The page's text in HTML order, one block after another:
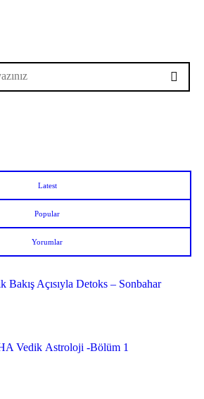
Latest
Popular
Yorumlar
Bakış Açısıyla Detoks – Sonbahar
Vedik Astroloji -Bölüm 1